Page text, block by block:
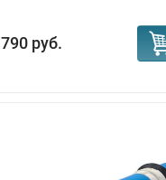
790 руб.